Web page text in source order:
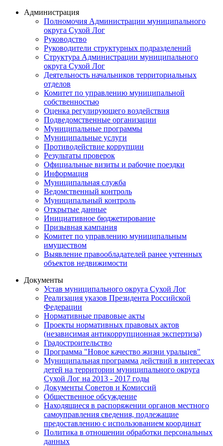
Администрация
Полномочия Администрации муниципального
округа Сухой Лог
Руководство
Руководители структурных подразделений
Структура Администрации муниципального
округа Сухой Лог
Деятельность начальников территориальных
отделов
Комитет по управлению муниципальной
собственностью
Оценка регулирующего воздействия
Подведомственные организации
Муниципальные программы
Муниципальные услуги
Противодействие коррупции
Результаты проверок
Официальные визиты и рабочие поездки
Информация
Муниципальная служба
Ведомственный контроль
Муниципальный контроль
Открытые данные
Инициативное бюджетирование
Призывная кампания
Комитет по управлению муниципальным
имуществом
Выявление правообладателей ранее учтенных
объектов недвижимости
Документы
Устав муниципального округа Сухой Лог
Реализация указов Президента Российской
Федерации
Нормативные правовые акты
Проекты нормативных правовых актов
(независимая антикоррупционная экспертиза)
Градостроительство
Программа "Новое качество жизни уральцев"
Муниципальная программа действий в интересах
детей на территории муниципального округа
Сухой Лог на 2013 - 2017 годы
Документы Советов и Комиссий
Общественное обсуждение
Находящиеся в распоряжении органов местного
самоуправления сведения, подлежащие
предоставлению с использованием координат
Политика в отношении обработки персональных
данных